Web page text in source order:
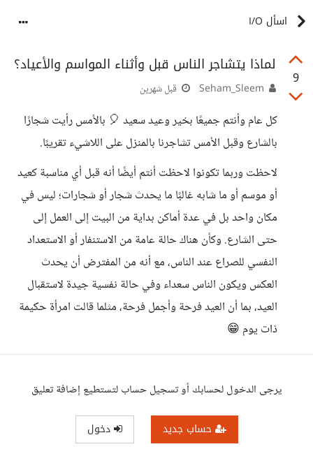
اسأل I/O
9
لماذا يتشاجر الناس قبل وأثناء المواسم والأعياد؟
قبل شهرين
كل عام وأنتم جميعًا بخير وعيد سعيد 🎈 بالأمس رأيت شجارًا
بالشارع وقبل الأمس تشاجرنا بالمنزل على اللاشيء تقريبًا.
لاحظت وربما تكونوا لاحظت أنتم أيضًا أنه قبل أي مناسبة كعيد
أو موسم أو ما شابه غالبًا ما يحدث شجار أو شجارات؛ ليس في
مكان واحد بل في عدة أماكن بداية من البيت إلى العمل إلى
حتى الشارع. وكأن هناك حالة عامة من الاستنفار أو الاستعداد
النفسي للصراع عند الناس، مع أنه من المفترض أن يحدث
العكس ويكون الناس سعداء وفي حالة نفسية جيدة لاستقبال
العيد، بما أن العيد فرحة وأجمل فرحة، مثلما قالت امرأة حكيمة
ذات يوم 😁
يرجى الدخول لحسابك أو تسجيل حساب لتستطيع إضافة تعليق
حساب جديد دخول